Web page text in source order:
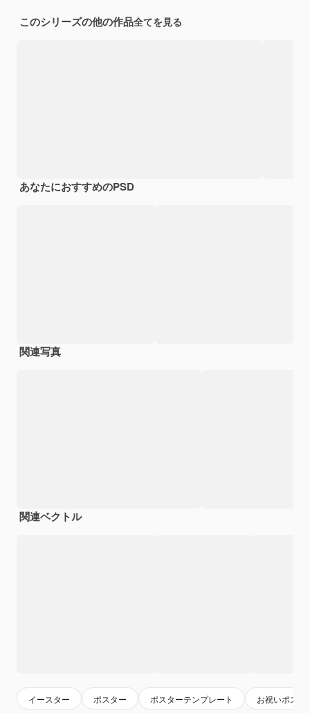
このシリーズの他の作品全てを見る
あなたにおすすめのPSD
関連写真
関連ベクトル
イースター ポスター ポスターテンプレート お祝いポスタ